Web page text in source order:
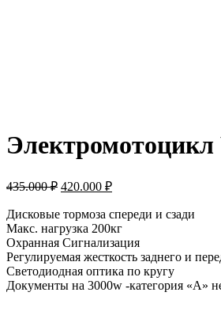
Электромотоцикл
435.000₽ Первоначальная
составляла
435.000 ₽.
420.000 ₽Текущая
420.000 ₽.
Дисковые тормоза спереди и сзади
Макс. нагрузка 200кг
Охранная Сигнализация
Регулируемая жесткость заднего и
Светодиодная оптика по кругу
Документы на 3000w -категория «А»